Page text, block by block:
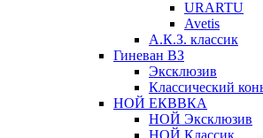
URARTU
Avetis
А.К.З. классик
Гиневан ВЗ
Эксклюзив
Классический
НОЙ ЕКВВКА
НОЙ Эксклюзив
НОЙ Классик